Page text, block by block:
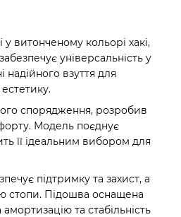
витонченому кольорі хакі,
універсальність у
взуття для
спорядження, розробив
Модель поєднує
її ідеальним вибором для
підтримку та захист, а
стопи. Підошва оснащена
та стабільність